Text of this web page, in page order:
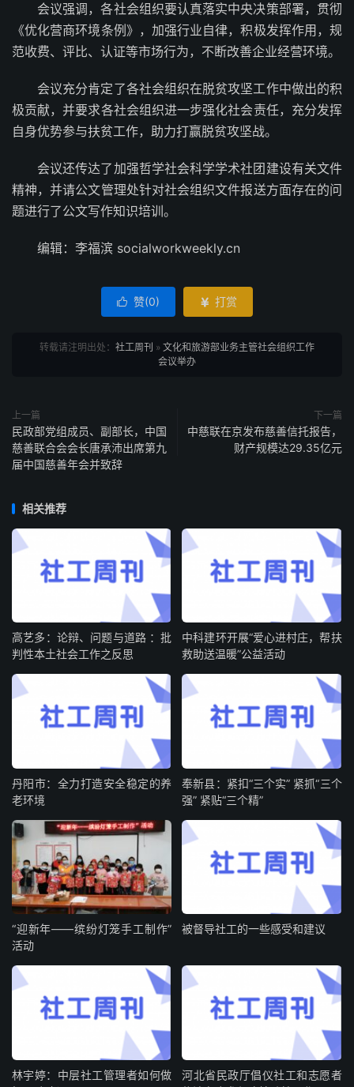
会议强调，各社会组织要认真落实中央决策部署，贯彻
《优化营商环境条例》，加强行业自律，积极发挥作用，规
范收费、评比、认证等市场行为，不断改善企业经营环境。
会议充分肯定了各社会组织在脱贫攻坚工作中做出的积
极贡献，并要求各社会组织进一步强化社会责任，充分发挥
自身优势参与扶贫工作，助力打赢脱贫攻坚战。
会议还传达了加强哲学社会科学学术社团建设有关文件
精神，并请公文管理处针对社会组织文件报送方面存在的问
题进行了公文写作知识培训。
编辑：李福滨 socialworkweekly.cn
 赞(0)  打赏
转载请注明出处： 社工周刊 » 文化和旅游部业务主管社会组织工作
会议举办
上一篇
民政部党组成员、副部长，中国
慈善联合会会长唐承沛出席第九
届中国慈善年会并致辞
下一篇
中慈联在京发布慈善信托报告，
财产规模达29.35亿元
相关推荐
高艺多：论辩、问题与道路 ：批
判性本土社会工作之反思
中科建环开展“爱心进村庄，帮扶
救助送温暖”公益活动
丹阳市：全力打造安全稳定的养
老环境
奉新县：紧扣“三个实” 紧抓“三个
强” 紧贴“三个精”
“迎新年——缤纷灯笼手工制作”
活动
被督导社工的一些感受和建议
林宇婷：中层社工管理者如何做
河北省民政厅倡仪社工和志愿者